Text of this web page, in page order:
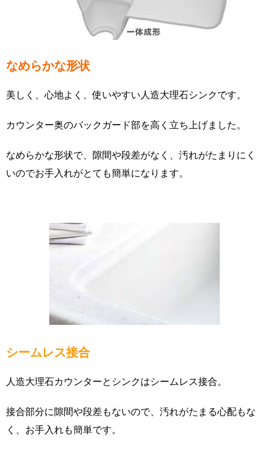
なめらかな形状
美しく、心地よく、使いやすい人造大理石シンクです。
カウンター奥のバックガード部を高く立ち上げました。
なめらかな形状で、隙間や段差がなく、汚れがたまりにく
いのでお手入れがとても簡単になります。
シームレス接合
人造大理石カウンターとシンクはシームレス接合。
接合部分に隙間や段差もないので、汚れがたまる心配もな
く、お手入れも簡単です。